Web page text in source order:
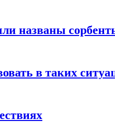
названы
в таких